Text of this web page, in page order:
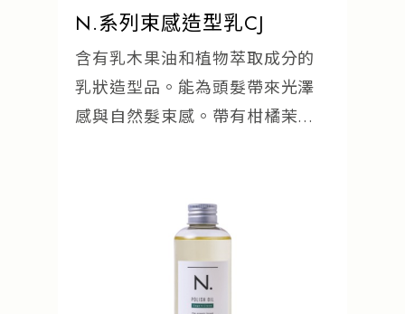
N.系列束感造型乳CJ
含有乳木果油和植物萃取成分的
乳狀造型品。能為頭髮帶來光澤
感與自然髮束感。帶有柑橘茉莉